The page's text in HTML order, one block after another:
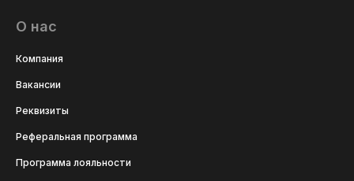
О нас
Компания
Вакансии
Реквизиты
Реферальная программа
Программа лояльности